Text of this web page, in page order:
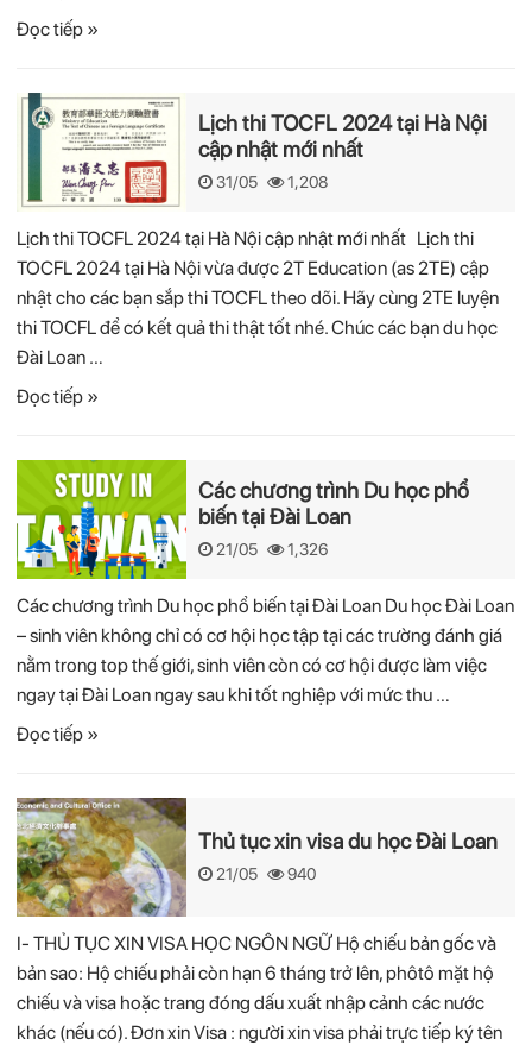
Đọc tiếp »
Lịch thi TOCFL 2024 tại Hà Nội
cập nhật mới nhất
31/05 1,208
Lịch thi TOCFL 2024 tại Hà Nội cập nhật mới nhất Lịch thi
TOCFL 2024 tại Hà Nội vừa được 2T Education (as 2TE) cập
nhật cho các bạn sắp thi TOCFL theo dõi. Hãy cùng 2TE luyện
thi TOCFL để có kết quả thi thật tốt nhé. Chúc các bạn du học
Đài Loan …
Đọc tiếp »
Các chương trình Du học phổ
biến tại Đài Loan
21/05 1,326
Các chương trình Du học phổ biến tại Đài Loan Du học Đài Loan
– sinh viên không chỉ có cơ hội học tập tại các trường đánh giá
nằm trong top thế giới, sinh viên còn có cơ hội được làm việc
ngay tại Đài Loan ngay sau khi tốt nghiệp với mức thu …
Đọc tiếp »
Thủ tục xin visa du học Đài Loan
21/05 940
I- THỦ TỤC XIN VISA HỌC NGÔN NGỮ Hộ chiếu bản gốc và
bản sao: Hộ chiếu phải còn hạn 6 tháng trở lên, phôtô mặt hộ
chiếu và visa hoặc trang đóng dấu xuất nhập cảnh các nước
khác (nếu có). Đơn xin Visa : người xin visa phải trực tiếp ký tên